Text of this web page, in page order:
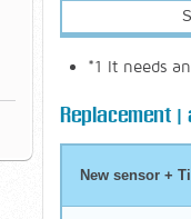
*1 It needs
Replacement |
New sensor +